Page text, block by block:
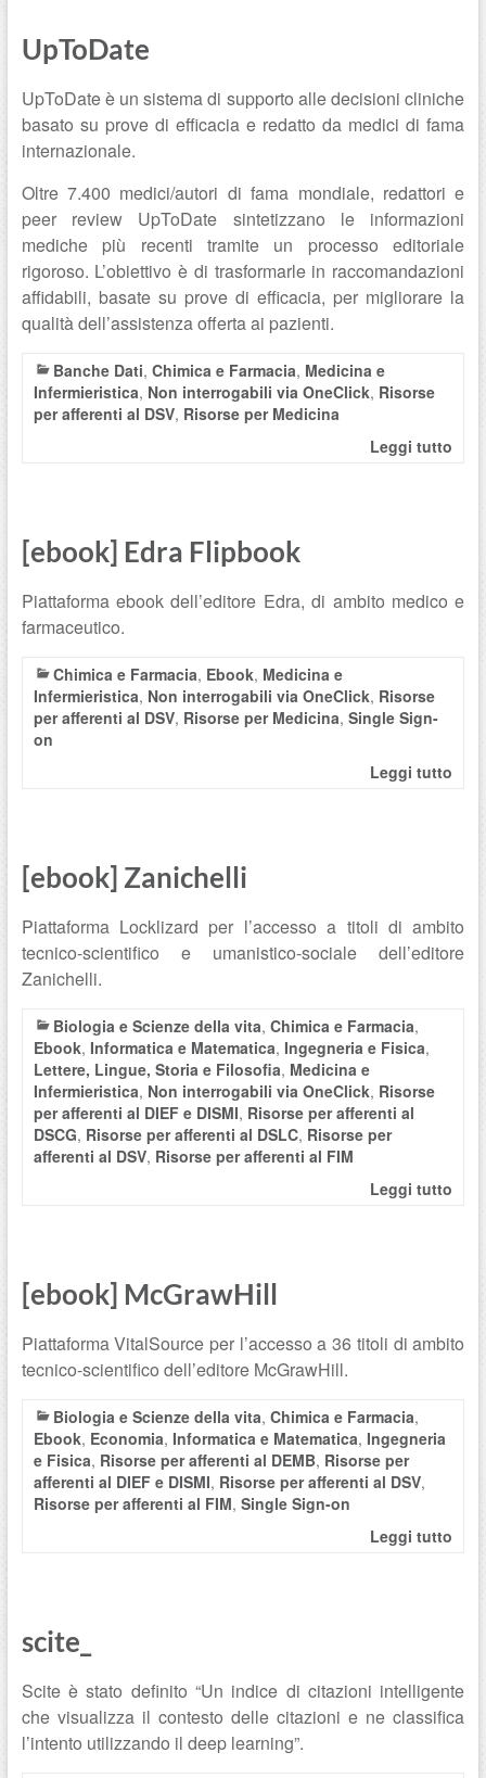
UpToDate
UpToDate è un sistema di supporto alle decisioni cliniche
basato su prove di efficacia e redatto da medici di fama
internazionale.
Oltre 7.400 medici/autori di fama mondiale, redattori e
peer review UpToDate sintetizzano le informazioni
mediche più recenti tramite un processo editoriale
rigoroso. L’obiettivo è di trasformarle in raccomandazioni
affidabili, basate su prove di efficacia, per migliorare la
qualità dell’assistenza offerta ai pazienti.
Banche Dati, Chimica e Farmacia, Medicina e
Infermieristica, Non interrogabili via OneClick, Risorse
per afferenti al DSV, Risorse per Medicina
Leggi tutto
[ebook] Edra Flipbook
Piattaforma ebook dell’editore Edra, di ambito medico e
farmaceutico.
Chimica e Farmacia, Ebook, Medicina e
Infermieristica, Non interrogabili via OneClick, Risorse
per afferenti al DSV, Risorse per Medicina, Single Sign-
on
Leggi tutto
[ebook] Zanichelli
Piattaforma Locklizard per l’accesso a titoli di ambito
tecnico-scientifico e umanistico-sociale dell’editore
Zanichelli.
Biologia e Scienze della vita, Chimica e Farmacia,
Ebook, Informatica e Matematica, Ingegneria e Fisica,
Lettere, Lingue, Storia e Filosofia, Medicina e
Infermieristica, Non interrogabili via OneClick, Risorse
per afferenti al DIEF e DISMI, Risorse per afferenti al
DSCG, Risorse per afferenti al DSLC, Risorse per
afferenti al DSV, Risorse per afferenti al FIM
Leggi tutto
[ebook] McGrawHill
Piattaforma VitalSource per l’accesso a 36 titoli di ambito
tecnico-scientifico dell’editore McGrawHill.
Biologia e Scienze della vita, Chimica e Farmacia,
Ebook, Economia, Informatica e Matematica, Ingegneria
e Fisica, Risorse per afferenti al DEMB, Risorse per
afferenti al DIEF e DISMI, Risorse per afferenti al DSV,
Risorse per afferenti al FIM, Single Sign-on
Leggi tutto
scite_
Scite è stato definito “Un indice di citazioni intelligente
che visualizza il contesto delle citazioni e ne classifica
l’intento utilizzando il deep learning”.